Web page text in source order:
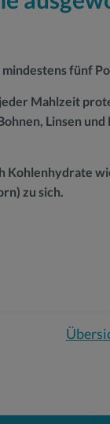
mindestens fünf
Mahlzeit
Linsen und
Kohlenhydrate
zu sich.